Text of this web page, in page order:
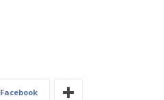
Facebook